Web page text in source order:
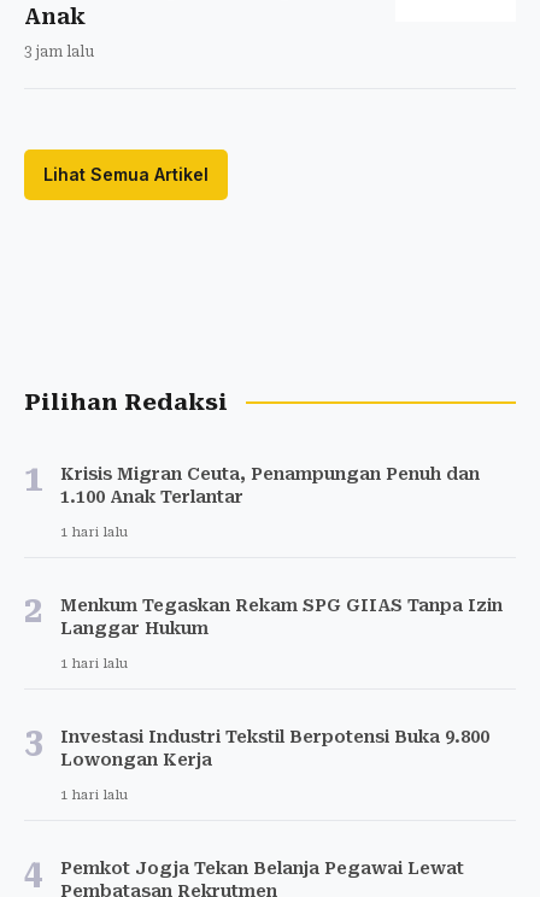
Anak
3 jam lalu
Lihat Semua Artikel
Pilihan Redaksi
1
Krisis Migran Ceuta, Penampungan Penuh dan
1.100 Anak Terlantar
1 hari lalu
2
Menkum Tegaskan Rekam SPG GIIAS Tanpa Izin
Langgar Hukum
1 hari lalu
3
Investasi Industri Tekstil Berpotensi Buka 9.800
Lowongan Kerja
1 hari lalu
4
Pemkot Jogja Tekan Belanja Pegawai Lewat
Pembatasan Rekrutmen